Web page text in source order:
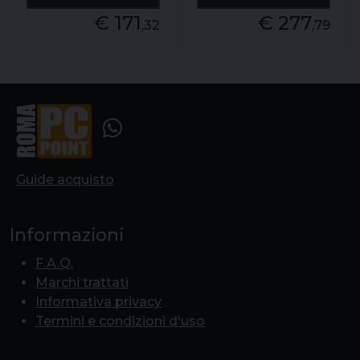
€ 171 ,32 € 277,79
Guide acquisto
Informazioni
F.A.Q.
Marchi trattati
Informativa privacy
Termini e condizioni d'uso